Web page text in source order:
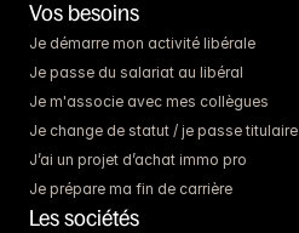
Vos besoins
Je démarre mon activité libérale
Je passe du salariat au libéral
Je m'associe avec mes collègues
Je change de statut / je passe titulaire
J’ai un projet d’achat immo pro
Je prépare ma fin de carrière
Les sociétés